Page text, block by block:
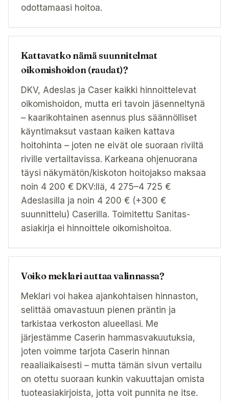
odottamaasi hoitoa.
Kattavatko nämä suunnitelmat
oikomishoidon (raudat)?
DKV, Adeslas ja Caser kaikki hinnoittelevat
oikomishoidon, mutta eri tavoin jäsenneltynä
– kaarikohtainen asennus plus säännölliset
käyntimaksut vastaan kaiken kattava
hoitohinta – joten ne eivät ole suoraan riviltä
riville vertailtavissa. Karkeana ohjenuorana
täysi näkymätön/kiskoton hoitojakso maksaa
noin 4 200 € DKV:llä, 4 275–4 725 €
Adeslasilla ja noin 4 200 € (+300 €
suunnittelu) Caserilla. Toimitettu Sanitas-
asiakirja ei hinnoittele oikomishoitoa.
Voiko meklari auttaa valinnassa?
Meklari voi hakea ajankohtaisen hinnaston,
selittää omavastuun pienen präntin ja
tarkistaa verkoston alueellasi. Me
järjestämme Caserin hammasvakuutuksia,
joten voimme tarjota Caserin hinnan
reaaliaikaisesti – mutta tämän sivun vertailu
on otettu suoraan kunkin vakuuttajan omista
tuoteasiakirjoista, jotta voit punnita ne itse.